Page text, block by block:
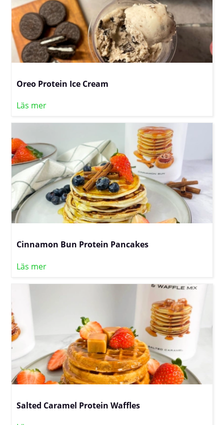
Oreo Protein Ice Cream
Läs mer
Cinnamon Bun Protein Pancakes
Läs mer
Salted Caramel Protein Waffles